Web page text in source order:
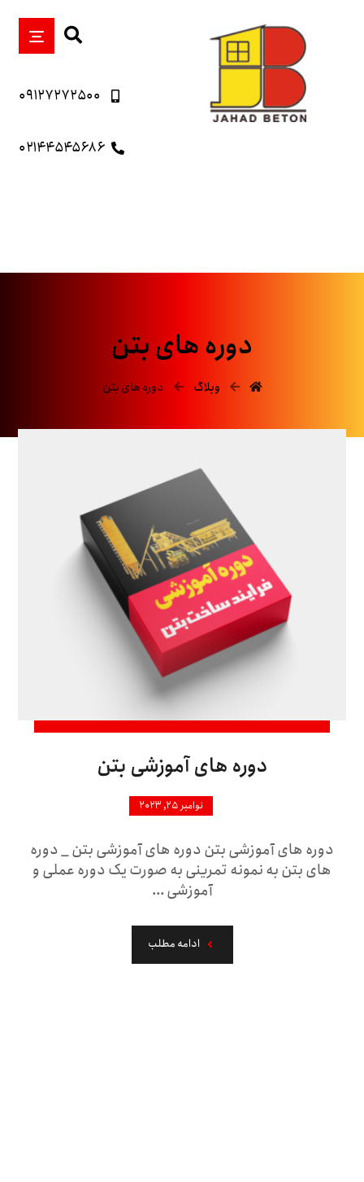
۰۹۱۲۷۲۷۲۵۰۰
۰۲۱۴۴۵۴۵۶۸۶
دوره های بتن
وبلاگ دوره های بتن
دوره های آموزشی بتن
نوامبر ۲۵, ۲۰۲۳
دوره های آموزشی بتن دوره های آموزشی بتن _ دوره
های بتن به نمونه تمرینی به صورت یک دوره عملی و
آموزشی ...
ادامه مطلب